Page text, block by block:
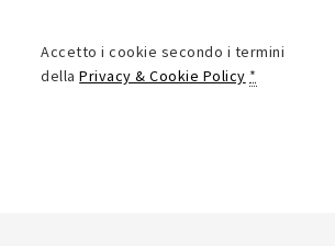
Accetto i cookie secondo i termini
dellaPrivacy & Cookie Policy *